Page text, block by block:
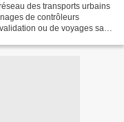
des transports urbains
de contrôleurs
ou de voyages sans